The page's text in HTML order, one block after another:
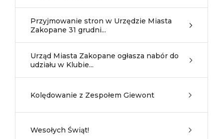
Przyjmowanie stron w Urzędzie Miasta
Zakopane 31 grudni...
Urząd Miasta Zakopane ogłasza nabór do
udziału w Klubie...
Kolędowanie z Zespołem Giewont
Wesołych Świąt!